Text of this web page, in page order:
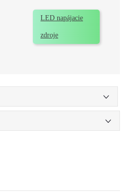
LED napájacie
zdroje